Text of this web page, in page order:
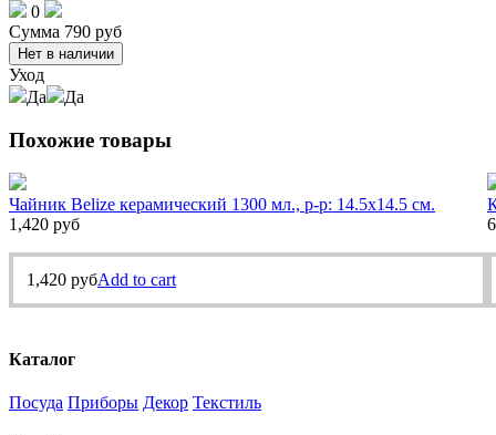
0
Сумма 790 руб
Нет в наличии
Уход
Да
Да
Похожие товары
Чайник Belize керамический 1300 мл., р-р: 14.5х14.5 см.
1,420 руб
1,420 рубAdd to cart
Каталог
Посуда Приборы Декор Текстиль